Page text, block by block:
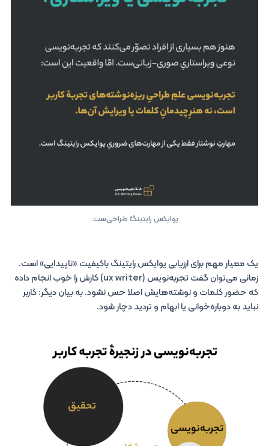
یوایکس رایتینگْ طراحی‌ست.
یک معیار مهم برای ارزیابی یوایکس رایتینگ باکیفیت «ناپیدایی» است.
زمانی می‌توان گفت تجربه‌نویس (ux writer) کارش را خوب انجام داده
که حضور کلمات و نوشته‌هایش اصلا حس نشود. به بیان دیگر: کاربر
نباید به دوباره‌خوانی یا ابهام و تردید دچار شود.